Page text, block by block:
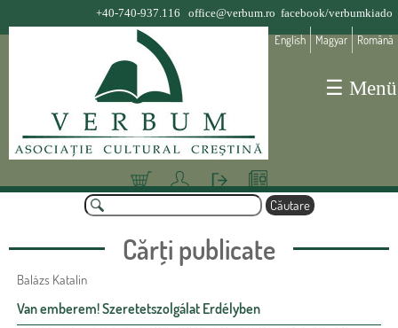
Jump to navigation
English Magyar Română
+40-740-937.116 office@verbum.ro facebook/verbumkiado
Coş
Deta
lii
Aute
ntifi
Olva
sósa
☰ Menü
o
u
C
ă
t
r
Cărţi publicate
Balázs Katalin
Van emberem! Szeretetszolgálat Erdélyben